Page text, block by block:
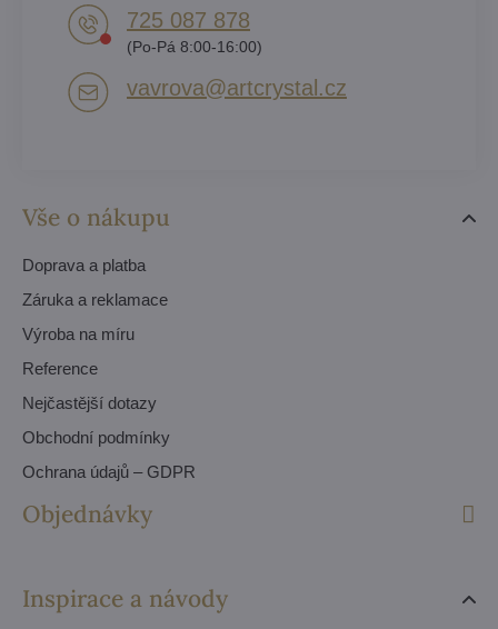
Vše o nákupu
Doprava a platba
Záruka a reklamace
Výroba na míru
Reference
Nejčastější dotazy
Obchodní podmínky
Ochrana údajů – GDPR
Objednávky
Inspirace a návody
725 087 878​
(Po-Pá 8:00-16:00)
vavrova​@artcrystal​.cz